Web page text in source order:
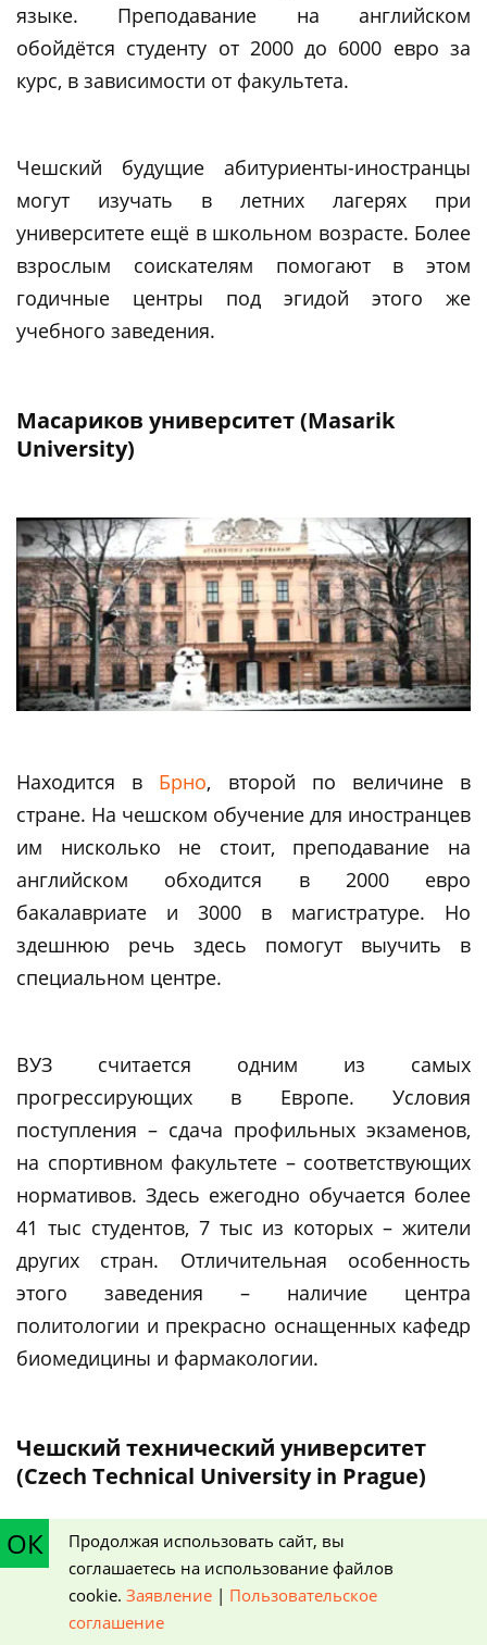
языке. Преподавание на английском
обойдётся студенту от 2000 до 6000 евро за
курс, в зависимости от факультета.
Чешский будущие абитуриенты-иностранцы
могут изучать в летних лагерях при
университете ещё в школьном возрасте. Более
взрослым соискателям помогают в этом
годичные центры под эгидой этого же
учебного заведения.
Масариков университет (Masarik
University)
Находится в Брно, второй по величине в
стране. На чешском обучение для иностранцев
им нисколько не стоит, преподавание на
английском обходится в 2000 евро
бакалавриате и 3000 в магистратуре. Но
здешнюю речь здесь помогут выучить в
специальном центре.
ВУЗ считается одним из самых
прогрессирующих в Европе. Условия
поступления – сдача профильных экзаменов,
на спортивном факультете – соответствующих
нормативов. Здесь ежегодно обучается более
41 тыс студентов, 7 тыс из которых – жители
других стран. Отличительная особенность
этого заведения – наличие центра
политологии и прекрасно оснащенных кафедр
биомедицины и фармакологии.
Чешский технический университет
(Czech Technical University in Prague)
Выпускники этого учебного заведения очень
востребованы в крупных технических
компаниях не только Европы, но и мира, -
ОК
Продолжая использовать сайт, вы
соглашаетесь на использование файлов
cookie. Заявление | Пользовательское
соглашение